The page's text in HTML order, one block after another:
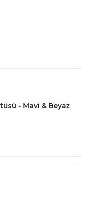
- Mavi & Beyaz